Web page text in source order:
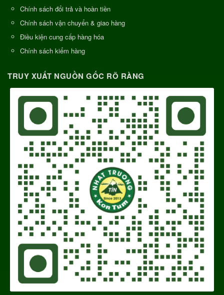
Chính sách đổi trả và hoàn tiền
Chính sách vận chuyển & giao hàng
Điều kiện cung cấp hàng hóa
Chính sách kiểm hàng
TRUY XUẤT NGUỒN GỐC RÕ RÀNG